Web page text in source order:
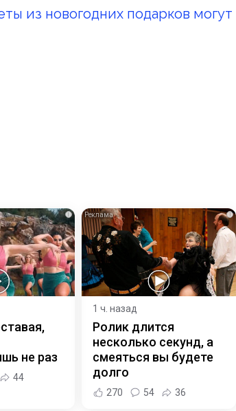
из новогодних подарков могут
i
не раз
44
i
1 ч. назад
Ролик длится
несколько секунд, а
смеяться вы будете
долго
270 54 36